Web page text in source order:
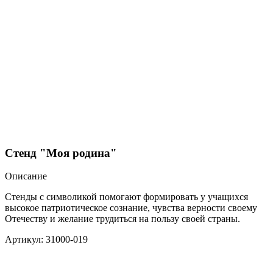
Стенд "Моя родина"
Описание
Стенды с символикой помогают формировать у учащихся
высокое патриотическое сознание, чувства верности своему
Отечеству и желание трудиться на пользу своей страны.
Артикул: 31000-019